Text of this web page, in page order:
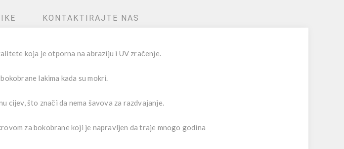
KONTAKTIRAJTE NAS
koja je otporna na abraziju i UV zračenje.
lakima kada su mokri.
cijev, što znači da nema šavova za razdvajanje.
za bokobrane koji je napravljen da traje mnogo godina